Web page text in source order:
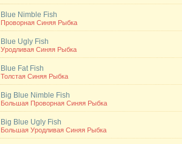
Blue Nimble Fish
Проворная Синяя Рыбка
Blue Ugly Fish
Уродливая Синяя Рыбка
Blue Fat Fish
Толстая Синяя Рыбка
Big Blue Nimble Fish
Большая Проворная Синяя Рыбка
Big Blue Ugly Fish
Большая Уродливая Синяя Рыбка